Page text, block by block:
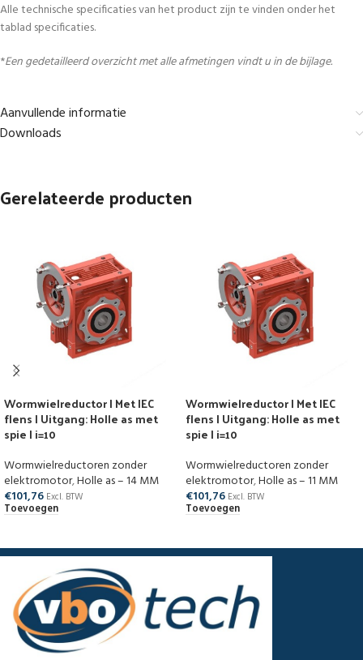
Alle technische specificaties van het product zijn te vinden onder het
tablad specificaties.
*Een gedetailleerd overzicht met alle afmetingen vindt u in de bijlage.
Aanvullende informatie
Downloads
Gerelateerde producten
Wormwielreductor | Met IEC
flens | Uitgang: Holle as met
spie | i=10
Wormwielreductoren zonder
elektromotor,Holle as – 14 MM
€101,76 Excl. BTW
Toevoegen
Wormwielreductor | Met IEC
flens | Uitgang: Holle as met
spie | i=10
Wormwielreductoren zonder
elektromotor,Holle as – 11 MM
€101,76 Excl. BTW
Toevoegen